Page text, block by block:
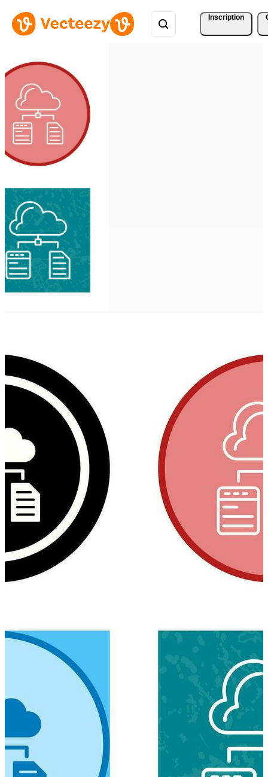
Inscription